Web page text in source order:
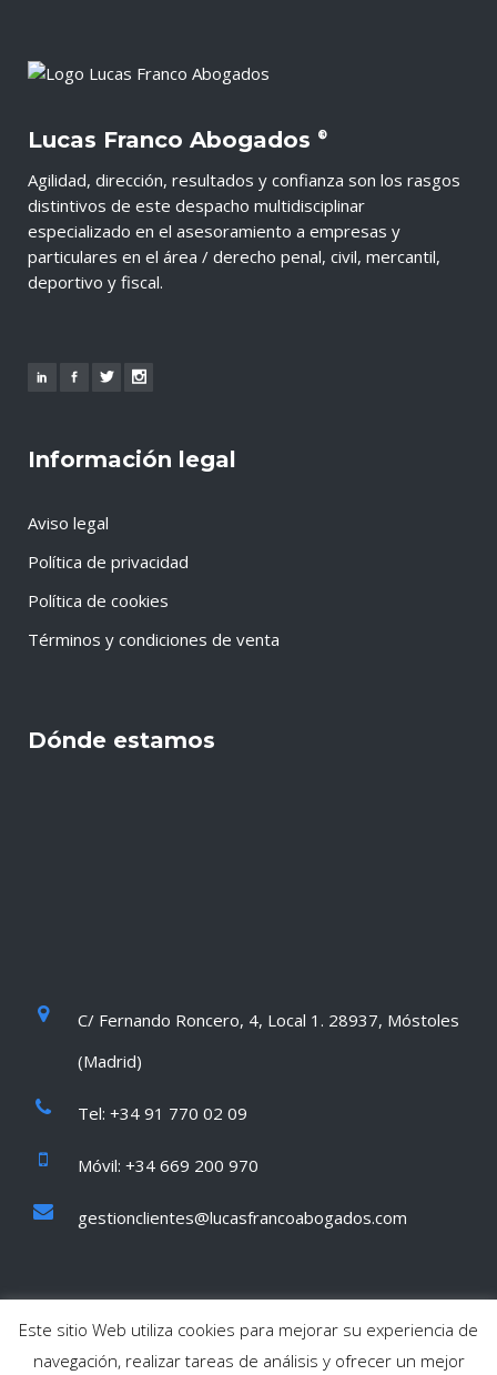
Lucas Franco Abogados ®
Agilidad, dirección, resultados y confianza son los rasgos
distintivos de este despacho multidisciplinar
especializado en el asesoramiento a empresas y
particulares en el área / derecho penal, civil, mercantil,
deportivo y fiscal.
Información legal
Aviso legal
Política de privacidad
Política de cookies
Términos y condiciones de venta
Dónde estamos
C/ Fernando Roncero, 4, Local 1. 28937, Móstoles
(Madrid)
Tel: +34 91 770 02 09
Móvil: +34 669 200 970
gestionclientes@lucasfrancoabogados.com
Este sitio Web utiliza cookies para mejorar su experiencia de
navegación, realizar tareas de análisis y ofrecer un mejor